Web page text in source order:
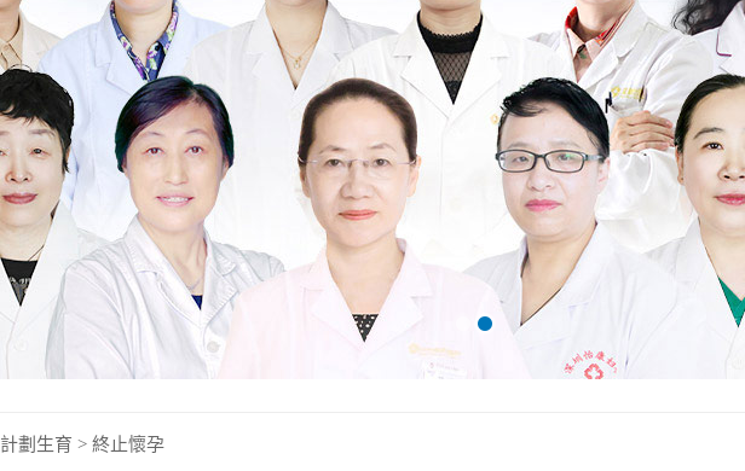
計劃生育 > 終止懷孕